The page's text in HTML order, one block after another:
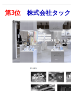
第3位 株式会社タック